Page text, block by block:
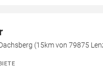
(15km von 79875